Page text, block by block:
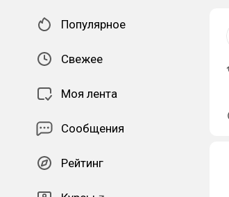
Популярное
Свежее
Моя лента
Сообщения
Рейтинг